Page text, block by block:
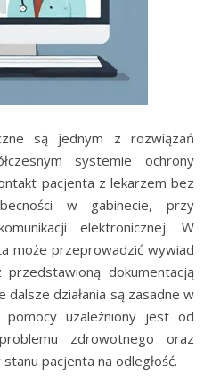
są jednym z rozwiązań
systemie ochrony
pacjenta z lekarzem bez
w gabinecie, przy
elektronicznej. W
może przeprowadzić wywiad
dokumentacją
działania są zasadne w
pomocy uzależniony jest od
zdrowotnego oraz
pacjenta na odległość.